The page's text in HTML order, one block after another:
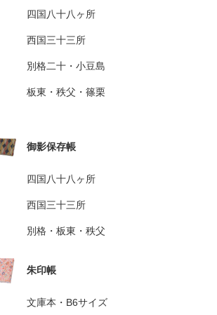
四国八十八ヶ所
西国三十三所
別格二十・小豆島
板東・秩父・篠栗
御影保存帳
四国八十八ヶ所
西国三十三所
別格・板東・秩父
朱印帳
文庫本・B6サイズ